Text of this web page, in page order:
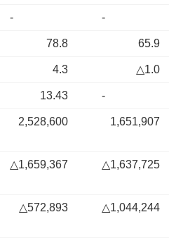
- -
78.8 65.9
4.3 △1.0
13.43 -
2,528,600 1,651,907
△1,659,367 △1,637,725
△572,893 △1,044,244